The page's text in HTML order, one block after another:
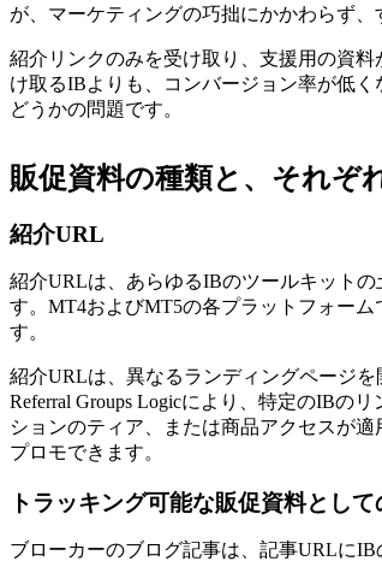
が、マーケティングの巧拙にかかわらず
紹介リンクのみを受け取り、支援用の資
け取るIBよりも、コンバージョン率が低
どうかの問題です。
販促資料の種類と、それぞ
紹介URL
紹介URLは、あらゆるIBのツールキット
す。MT4およびMT5の各プラットフォー
す。
紹介URLは、異なるランディングページ
Referral Groups Logicにより、特定のIBの
ションのティア、または商品アクセスが
プロモできます。
トラッキング可能な販促資料とし
ブローカーのブログ記事は、記事URLに